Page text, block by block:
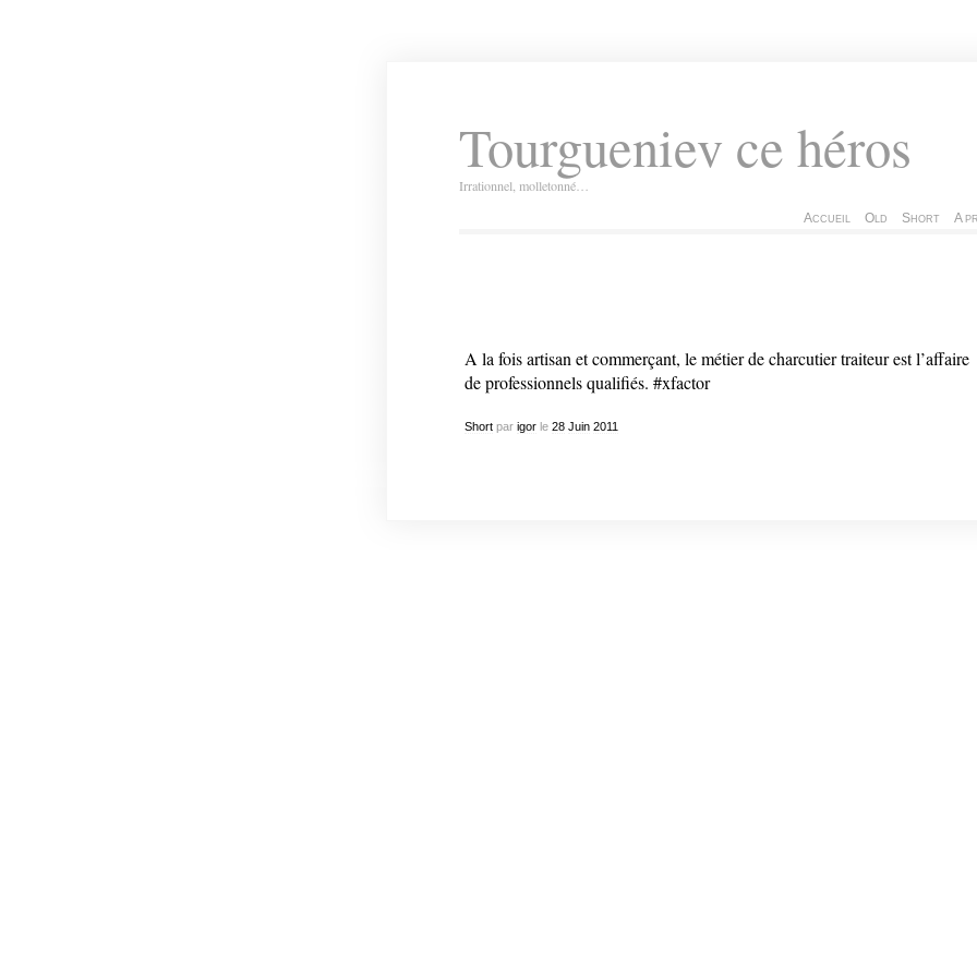
Tourgueniev ce héros
Irrationnel, molletonné…
Accueil Old Short A
A la fois artisan et commerçant, le métier de charcutier traiteur est l’affaire
de professionnels qualifiés. #xfactor
Shortpar igorle 28 Juin 2011